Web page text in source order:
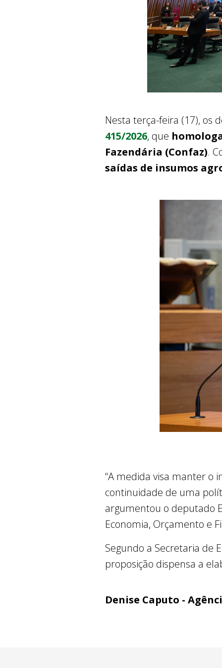
Nesta terça-feira (17), os
415/2026, que
Fazendária (Confaz).
saídas de insumos
“A medida visa manter o
continuidade de uma
argumentou o deputado
Economia, Orçamento e
Segundo a Secretaria de
proposição dispensa a
Denise Caputo -